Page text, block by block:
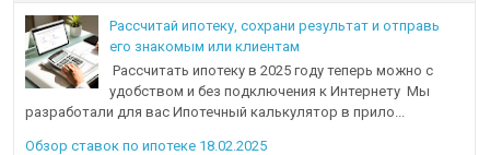
Рассчитай ипотеку, сохрани результат и отправь
его знакомым или клиентам
Рассчитать ипотеку в 2025 году теперь можно с
удобством и без подключения к Интернету Мы
разработали для вас Ипотечный калькулятор в прило...
Обзор ставок по ипотеке 18.02.2025